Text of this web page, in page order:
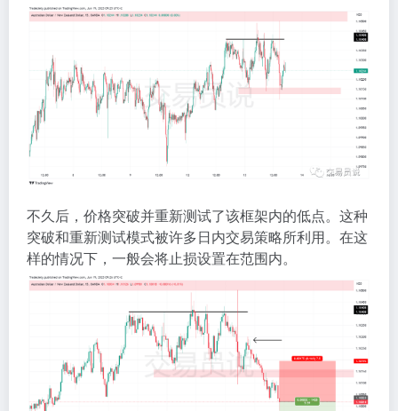
不久后，价格突破并重新测试了该框架内的低点。这种
突破和重新测试模式被许多日内交易策略所利用。在这
样的情况下，一般会将止损设置在范围内。